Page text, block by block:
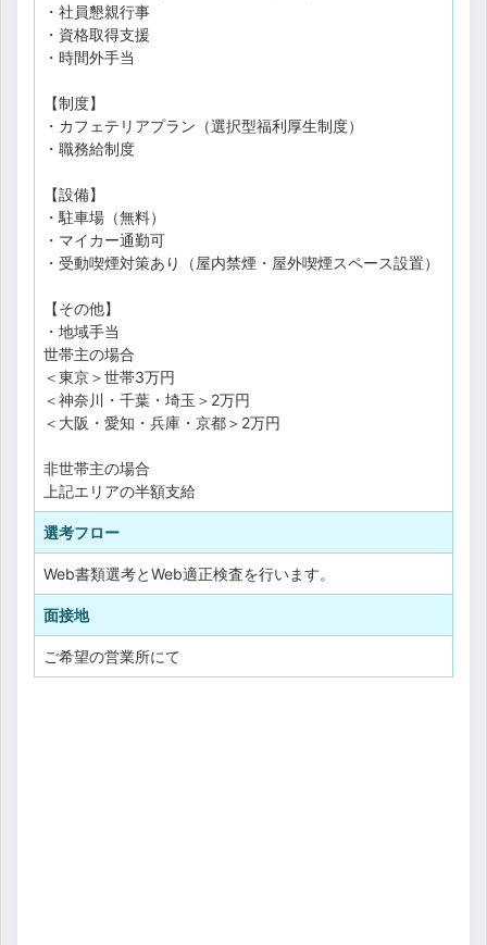
・社員懇親行事
・資格取得支援
・時間外手当
【制度】
・カフェテリアプラン（選択型福利厚生制度）
・職務給制度
【設備】
・駐車場（無料）
・マイカー通勤可
・受動喫煙対策あり（屋内禁煙・屋外喫煙スペース設置）
【その他】
・地域手当
世帯主の場合
＜東京＞世帯3万円
＜神奈川・千葉・埼玉＞2万円
＜大阪・愛知・兵庫・京都＞2万円
非世帯主の場合
上記エリアの半額支給
選考フロー
Web書類選考とWeb適正検査を行います。
面接地
ご希望の営業所にて